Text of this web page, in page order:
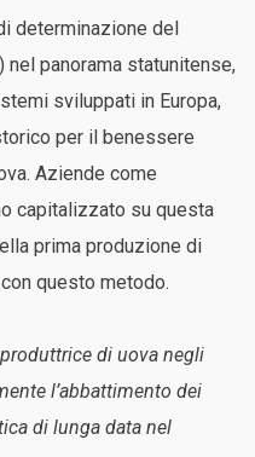
determinazione del
panorama statunitense,
sviluppati in Europa,
per il benessere
Aziende come
capitalizzato su questa
prima produzione di
questo metodo.
di uova negli
l’abbattimento dei
di lunga data nel